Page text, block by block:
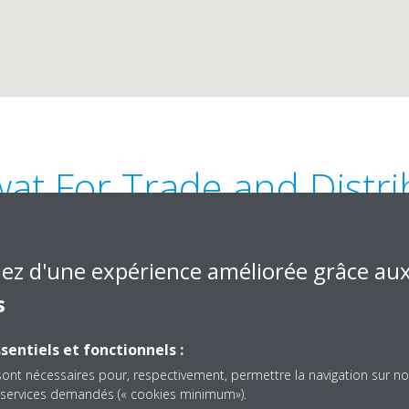
For Trade and
ST. Opposite Olympic
7009 Cairo
info@kanawat-eg.com
d'une expérience améliorée grâce
et fonctionnels :
nécessaires pour, respectivement, permettre la navigation sur
demandés (« cookies minimum»).